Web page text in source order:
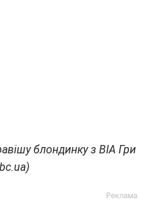
блондинку з ВІА Гри